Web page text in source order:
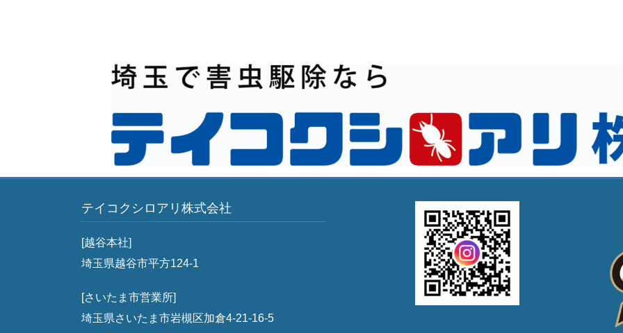
テイコクシロアリ株式会社
[越谷本社]
埼玉県越谷市平方124-1
[さいたま市営業所]
埼玉県さいたま市岩槻区加倉4-21-16-5